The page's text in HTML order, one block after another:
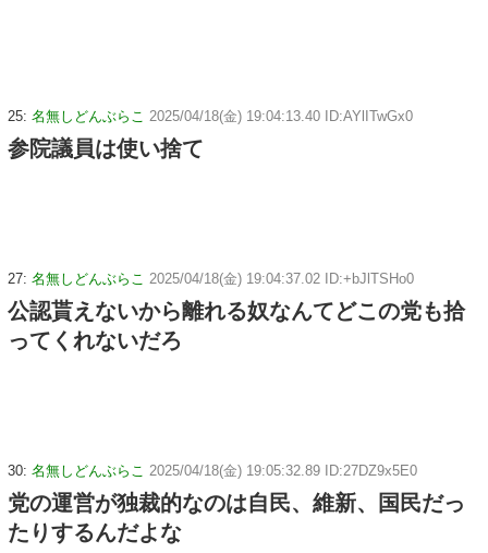
25: 名無しどんぶらこ 2025/04/18(金) 19:04:13.40 ID:AYlITwGx0
参院議員は使い捨て
27: 名無しどんぶらこ 2025/04/18(金) 19:04:37.02 ID:+bJlTSHo0
公認貰えないから離れる奴なんてどこの党も拾
ってくれないだろ
30: 名無しどんぶらこ 2025/04/18(金) 19:05:32.89 ID:27DZ9x5E0
党の運営が独裁的なのは自民、維新、国民だっ
たりするんだよな